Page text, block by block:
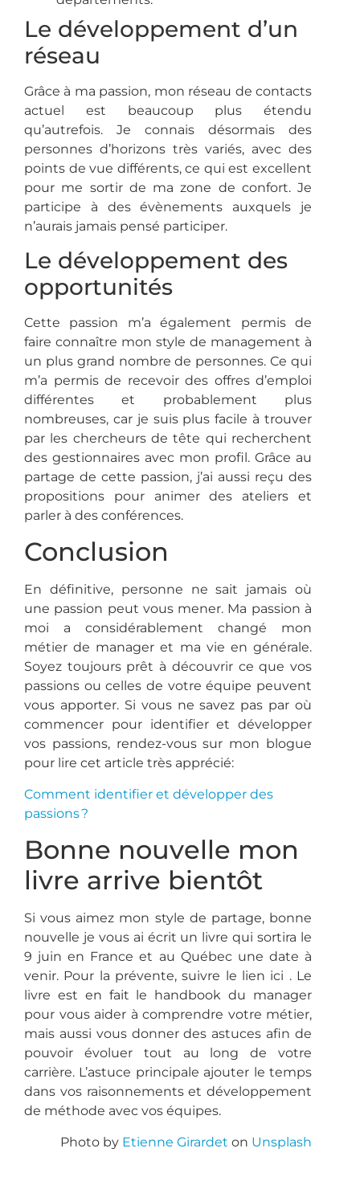
Le développement d’un
réseau
Grâce à ma passion, mon réseau de contacts
actuel est beaucoup plus étendu
qu’autrefois. Je connais désormais des
personnes d’horizons très variés, avec des
points de vue différents, ce qui est excellent
pour me sortir de ma zone de confort. Je
participe à des évènements auxquels je
n’aurais jamais pensé participer.
Le développement des
opportunités
Cette passion m’a également permis de
faire connaître mon style de management à
un plus grand nombre de personnes. Ce qui
m’a permis de recevoir des offres d’emploi
différentes et probablement plus
nombreuses, car je suis plus facile à trouver
par les chercheurs de tête qui recherchent
des gestionnaires avec mon profil. Grâce au
partage de cette passion, j’ai aussi reçu des
propositions pour animer des ateliers et
parler à des conférences.
Conclusion
En définitive, personne ne sait jamais où
une passion peut vous mener. Ma passion à
moi a considérablement changé mon
métier de manager et ma vie en générale.
Soyez toujours prêt à découvrir ce que vos
passions ou celles de votre équipe peuvent
vous apporter. Si vous ne savez pas par où
commencer pour identifier et développer
vos passions, rendez-vous sur mon blogue
pour lire cet article très apprécié:
Comment identifier et développer des
passions ?
Bonne nouvelle mon
livre arrive bientôt
Si vous aimez mon style de partage, bonne
nouvelle je vous ai écrit un livre qui sortira le
9 juin en France et au Québec une date à
venir. Pour la prévente, suivre le lien ici . Le
livre est en fait le handbook du manager
pour vous aider à comprendre votre métier,
mais aussi vous donner des astuces afin de
pouvoir évoluer tout au long de votre
carrière. L’astuce principale ajouter le temps
dans vos raisonnements et développement
de méthode avec vos équipes.
Photo by Etienne Girardet on Unsplash